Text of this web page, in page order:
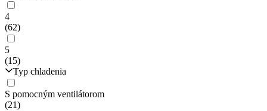
4
(62)
5
(15)
Typ chladenia
S pomocným ventilátorom
(21)